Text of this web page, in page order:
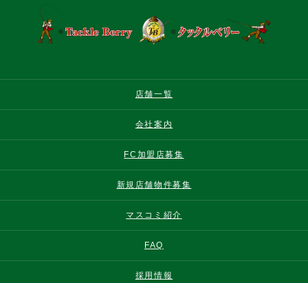
店舗一覧
会社案内
FC加盟店募集
新規店舗物件募集
マスコミ紹介
FAQ
採用情報